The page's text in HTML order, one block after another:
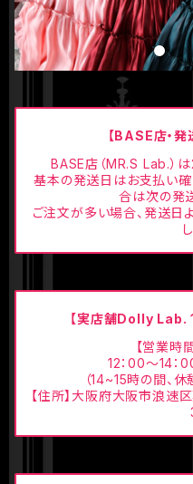
【BASE店・
BASE店（MR.S Lab.）
基本の発送日はお支払い確
合は次の発
ご注文が多い場合、発送日
【実店舗Dolly Lab.
【営業時
12：00〜14：
（14~15時の間、
【住所】大阪府大阪市浪速